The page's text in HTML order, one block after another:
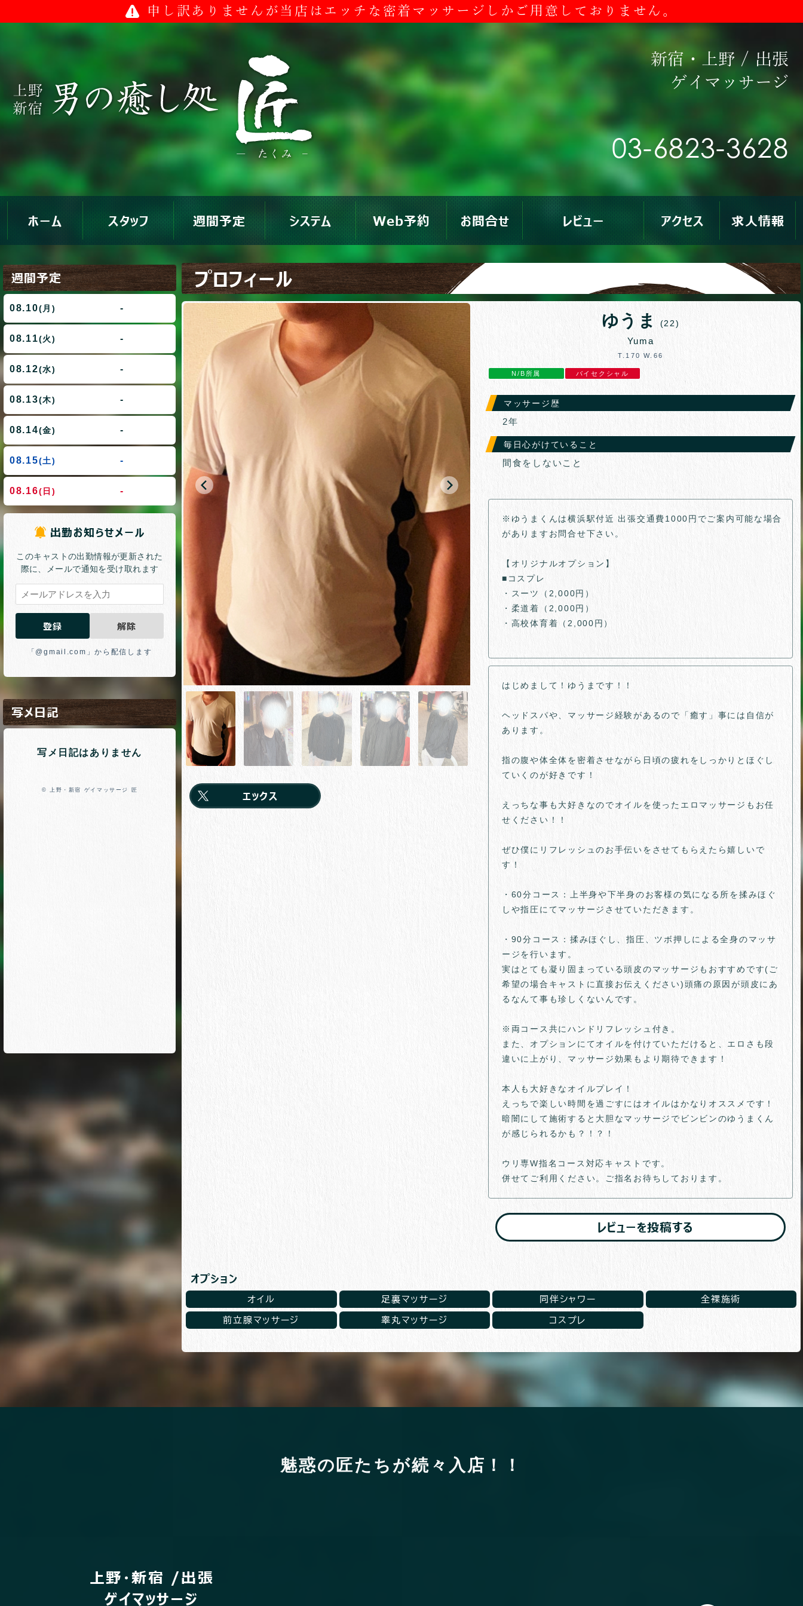
新宿・上野 / 出張
ゲイマッサージ
03-6823-3628
申し訳ありませんが当店はエッチな 密着マッサージしかご用意しておりません。
ホーム スタッフ 週間予定 システム Web予約 お問合せ レビュー アクセス 求人情報
プロフィール
エックス
ゆうま (22)
Yuma
T.170 W.66
N/B所属 バイセクシャル
マッサージ歴
2年
毎日心がけていること
間食をしないこと
※ゆうまくんは横浜駅付近 出張交通費1000円でご案内可能な場合
がありますお問合せ下さい。
【オリジナルオプション】
■コスプレ
・スーツ（2,000円）
・柔道着（2,000円）
・高校体育着（2,000円）
はじめまして！ゆうまです！！
ヘッドスパや、マッサージ経験があるので「癒す」事には自信が
あります。
指の腹や体全体を密着させながら日頃の疲れをしっかりとほぐし
ていくのが好きです！
えっちな事も大好きなのでオイルを使ったエロマッサージもお任
せください！！
ぜひ僕にリフレッシュのお手伝いをさせてもらえたら嬉しいで
す！
・60分コース：上半身や下半身のお客様の気になる所を揉みほぐ
しや指圧にてマッサージさせていただきます。
・90分コース：揉みほぐし、指圧、ツボ押しによる全身のマッサ
ージを行います。
実はとても凝り固まっている頭皮のマッサージもおすすめです(ご
希望の場合キャストに直接お伝えください)頭痛の原因が頭皮にあ
るなんて事も珍しくないんです。
※両コース共にハンドリフレッシュ付き。
また、オプションにてオイルを付けていただけると、エロさも段
違いに上がり、マッサージ効果もより期待できます！
本人も大好きなオイルプレイ！
えっちで楽しい時間を過ごすにはオイルはかなりオススメです！
暗闇にして施術すると大胆なマッサージでビンビンのゆうまくん
が感じられるかも？！？！
ウリ専W指名コース対応キャストです。
併せてご利用ください。ご指名お待ちしております。
レビューを投稿する
オプション
オイル 足裏マッサージ 同伴シャワー 全裸施術
前立腺マッサージ 睾丸マッサージ コスプレ
週間予定
08.10(月) -
08.11(火) -
08.12(水) -
08.13(木) -
08.14(金) -
08.15(土) -
08.16(日) -
出勤お知らせメール
このキャストの出勤情報が更新された
際に、メールで通知を受け取れます
登録 解除
「@gmail.com」から配信します
写メ日記
魅惑の匠 た ちが
上野・新宿 /出張
ゲイマッサージ